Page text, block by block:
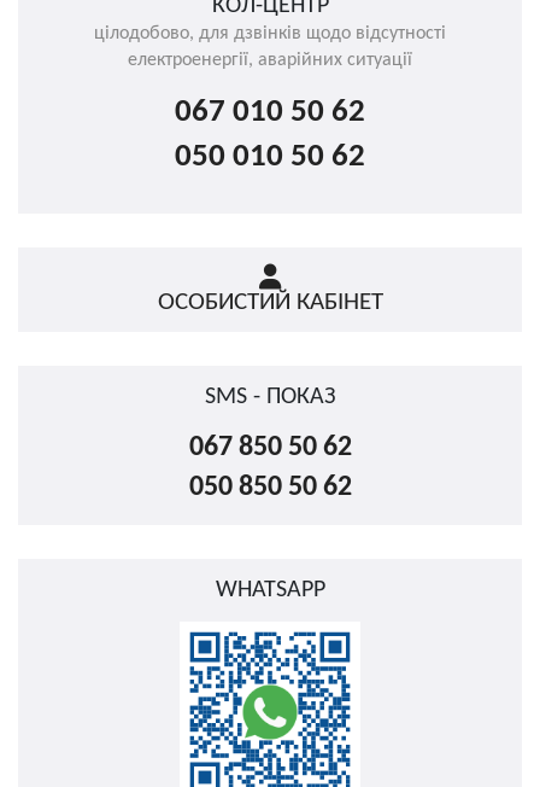
КОЛ-ЦЕНТР
цілодобово, для дзвінків щодо відсутності
електроенергії, аварійних ситуації
067 010 50 62
050 010 50 62
ОСОБИСТИЙ КАБІНЕТ
SMS - ПОКАЗ
067 850 50 62
050 850 50 62
WHATSAPP